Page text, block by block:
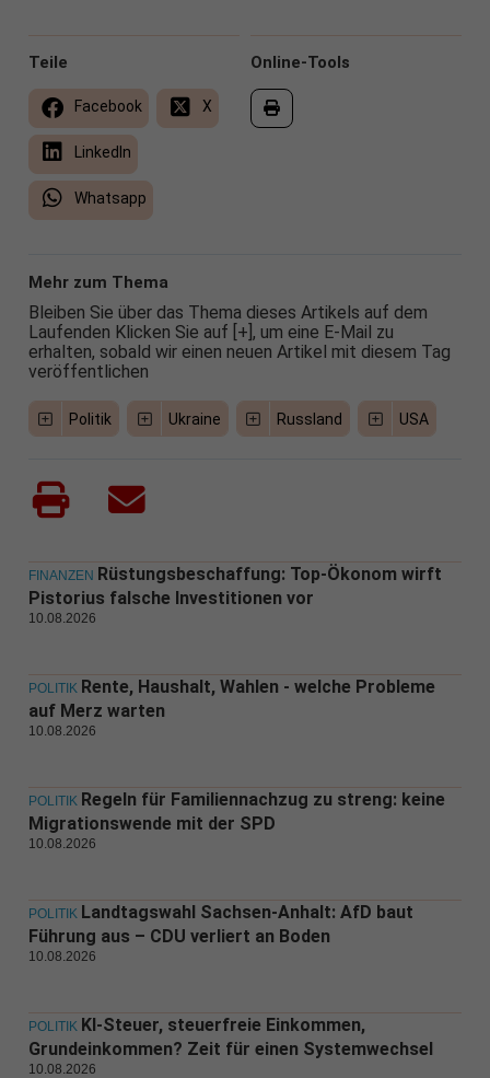
Online-Tools
Teile
Facebook X
LinkedIn
Whatsapp
Mehr zum Thema
Bleiben Sie über das Thema dieses Artikels auf dem
Laufenden Klicken Sie auf [+], um eine E-Mail zu
erhalten, sobald wir einen neuen Artikel mit diesem Tag
veröffentlichen
Politik Ukraine Russland USA
FINANZEN Rüstungsbeschaffung: Top-Ökonom wirft
Pistorius falsche Investitionen vor
10.08.2026
POLITIK Rente, Haushalt, Wahlen - welche Probleme
auf Merz warten
10.08.2026
POLITIK Regeln für Familiennachzug zu streng: keine
Migrationswende mit der SPD
10.08.2026
POLITIK Landtagswahl Sachsen-Anhalt: AfD baut
Führung aus – CDU verliert an Boden
10.08.2026
POLITIK KI-Steuer, steuerfreie Einkommen,
Grundeinkommen? Zeit für einen Systemwechsel
10.08.2026